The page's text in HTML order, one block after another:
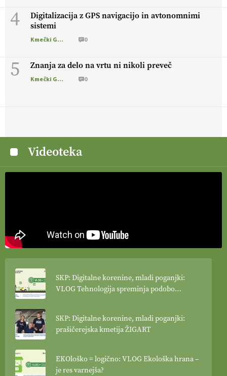
4
Digitalizacija z GPS navigacijo in avtonomnimi
sistemi
Kmečki Glas 0
5 Znanja za delo na vrtu ni nikoli preveč
Kmečki Glas 0
Videoteka
SKP: Digitalne korenine, mladi poganjki:
VLOG Tehnologija spreminja podobo
SKP: Digitalne korenine, mladi poganjki:
prašičerejska kmetija ŽIGART
EKOloško = logično: VLOG Ekološka hrana –
je res varnejša?